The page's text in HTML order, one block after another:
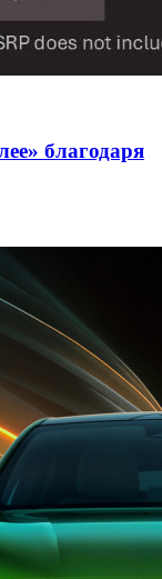
благодаря